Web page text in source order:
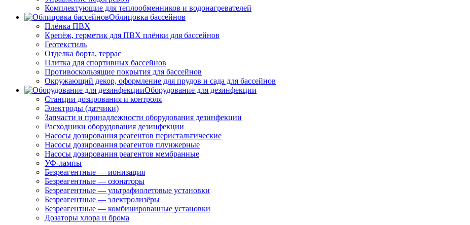
Комплектующие для теплообменников и водонагревателей
Облицовка бассейнов
Плёнка ПВХ
Крепёж, герметик для ПВХ плёнки для бассейнов
Геотекстиль
Отделка борта, террас
Плитка для спортивных бассейнов
Противоскользящие покрытия для бассейнов
Окружающий декор, оформление для прудов и сада для бассейнов
Оборудование для дезинфекции
Станции дозирования и контроля
Электроды (датчики)
Запчасти и принадлежности оборудования дезинфекции
Расходники оборудования дезинфекции
Насосы дозирования реагентов перистальтические
Насосы дозирования реагентов плунжерные
Насосы дозирования реагентов мембранные
УФ-лампы
Безреагентные — ионизация
Безреагентные — озонаторы
Безреагентные — ультрафиолетовые установки
Безреагентные — электролизёры
Безреагентные — комбинированные установки
Дозаторы хлора и брома